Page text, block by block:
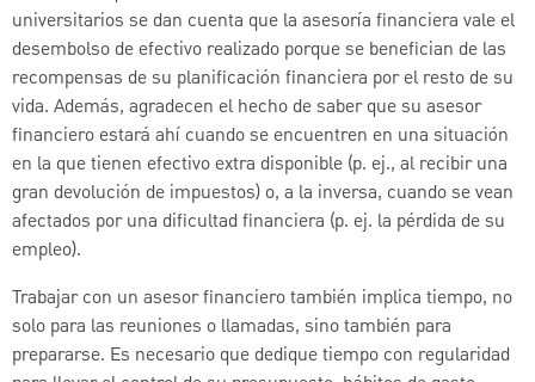
universitarios se dan cuenta que la asesoría financiera vale el
desembolso de efectivo realizado porque se benefician de las
recompensas de su planificación financiera por el resto de su
vida. Además, agradecen el hecho de saber que su asesor
financiero estará ahí cuando se encuentren en una situación
en la que tienen efectivo extra disponible (p. ej., al recibir una
gran devolución de impuestos) o, a la inversa, cuando se vean
afectados por una dificultad financiera (p. ej. la pérdida de su
empleo).
Trabajar con un asesor financiero también implica tiempo, no
solo para las reuniones o llamadas, sino también para
prepararse. Es necesario que dedique tiempo con regularidad